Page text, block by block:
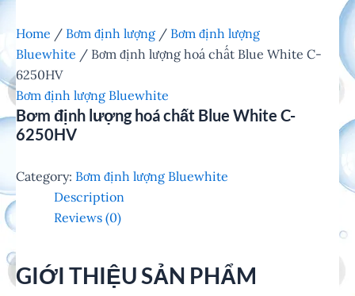
Home / Bơm định lượng / Bơm định lượng
Bluewhite / Bơm định lượng hoá chất Blue White C-
6250HV
Bơm định lượng Bluewhite
Bơm định lượng hoá chất Blue White C-
6250HV
Category: Bơm định lượng Bluewhite
Description
Reviews (0)
GIỚI THIỆU SẢN PHẨM